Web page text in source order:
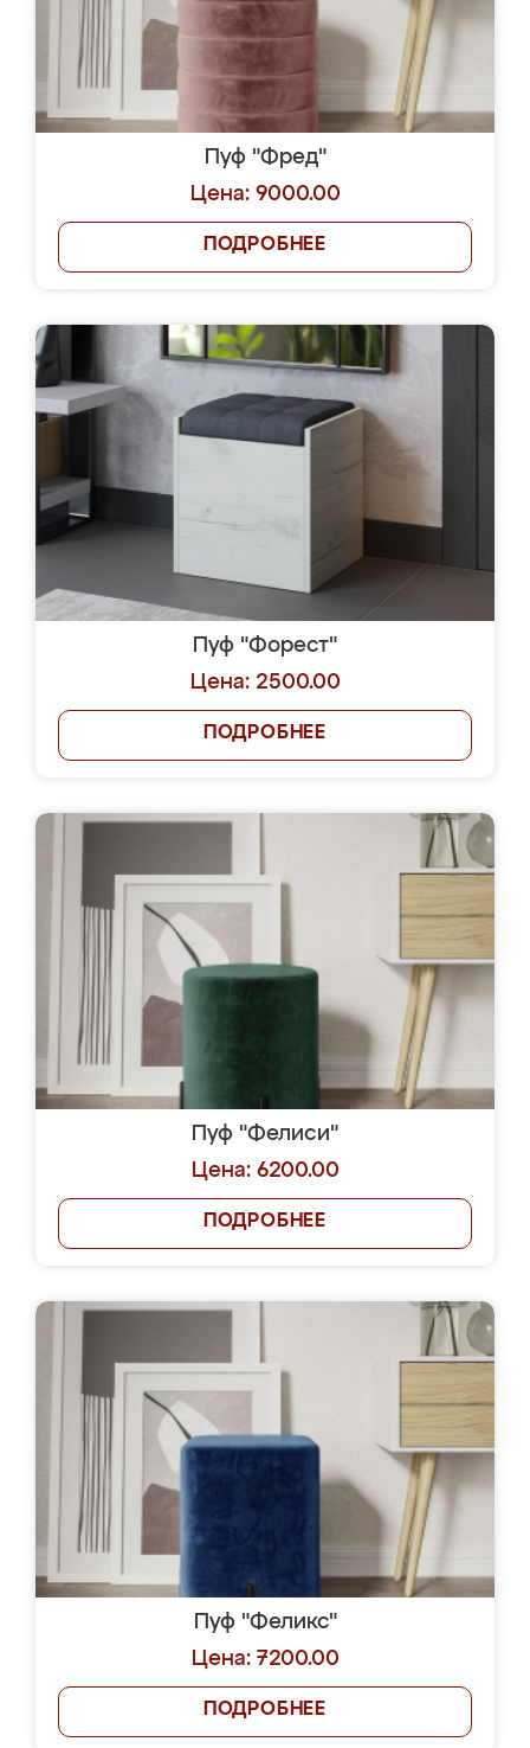
Пуф "Фред"
Цена: 9000.00
ПОДРОБНЕЕ
Пуф "Форест"
Цена: 2500.00
ПОДРОБНЕЕ
Пуф "Фелиси"
Цена: 6200.00
ПОДРОБНЕЕ
Пуф "Феликс"
Цена: 7200.00
ПОДРОБНЕЕ